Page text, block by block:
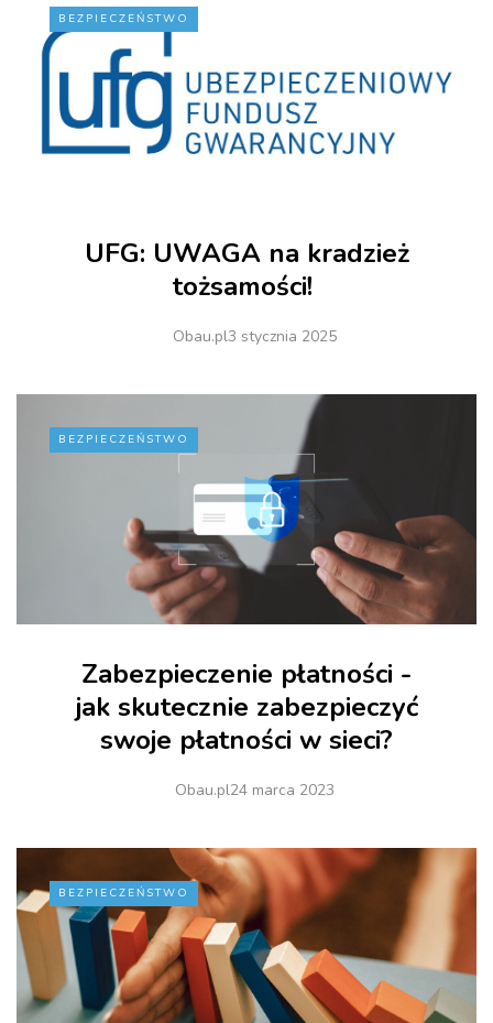
BEZPIECZEŃSTWO
UFG: UWAGA na kradzież
tożsamości!
Obau.pl3 stycznia 2025
BEZPIECZEŃSTWO
Zabezpieczenie płatności -
jak skutecznie zabezpieczyć
swoje płatności w sieci?
Obau.pl24 marca 2023
BEZPIECZEŃSTWO